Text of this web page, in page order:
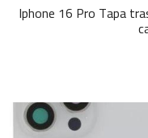
Iphone 16 Pro Tapa